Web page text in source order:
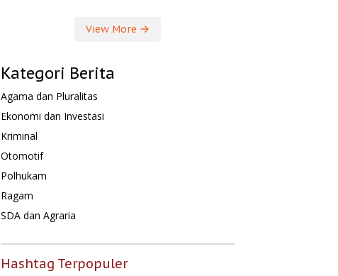
View More
Kategori Berita
Agama dan Pluralitas
Ekonomi dan Investasi
Kriminal
Otomotif
Polhukam
Ragam
SDA dan Agraria
Hashtag Terpopuler